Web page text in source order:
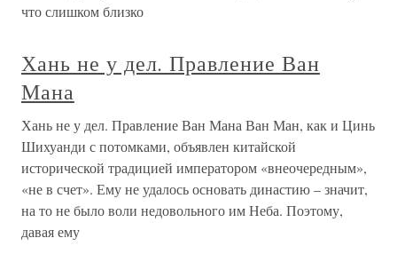
что слишком близко
Хань не у дел. Правление Ван
Мана
Хань не у дел. Правление Ван Мана Ван Ман, как и Цинь
Шихуанди с потомками, объявлен китайской
исторической традицией императором «внеочередным»,
«не в счет». Ему не удалось основать династию – значит,
на то не было воли недовольного им Неба. Поэтому,
давая ему